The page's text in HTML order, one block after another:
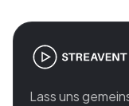
Lass uns